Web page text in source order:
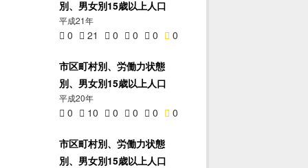
別、男女別15歳以上人口
平成21年
0 21 0 0 0 0
市区町村別、労働力状態
別、男女別15歳以上人口
平成20年
0 10 0 0 0 0
市区町村別、労働力状態
別、男女別15歳以上人口